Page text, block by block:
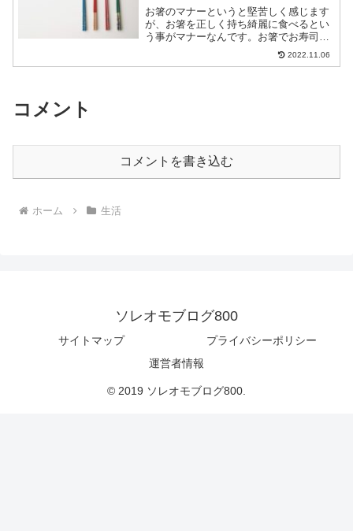
お箸のマナーというと堅苦しく感じます
が、お箸を正しく持ち綺麗に食べるとい
う事がマナーなんです。お箸でお寿司を
食べる時のマナー、和食でやってはいけ
ないお箸のNGマナーなど正しくお箸を使
2022.11.06
コメント
コメントを書き込む
ホーム 生活
ソレオモブログ800
サイトマップ
プライバシーポリシー
運営者情報
© 2019 ソレオモブログ800.